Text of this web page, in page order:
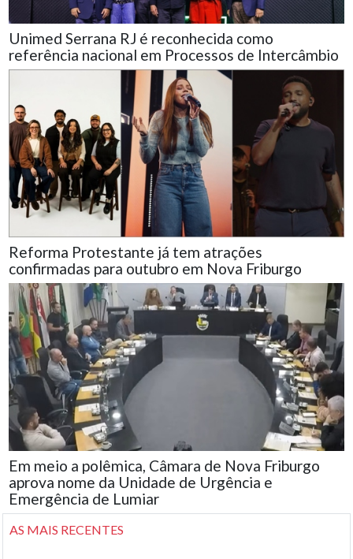
Unimed Serrana RJ é reconhecida como
referência nacional em Processos de Intercâmbio
Reforma Protestante já tem atrações
confirmadas para outubro em Nova Friburgo
Em meio a polêmica, Câmara de Nova Friburgo
aprova nome da Unidade de Urgência e
Emergência de Lumiar
AS MAIS RECENTES